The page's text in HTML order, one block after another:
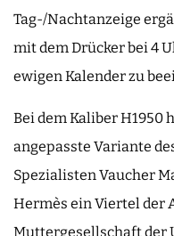
Tag-/Nachtanzeige
mit dem Drücker bei 4
ewigen Kalender zu
Bei dem Kaliber H1950
angepasste Variante
Spezialisten Vaucher
Hermès ein Viertel der
Muttergesellschaft der